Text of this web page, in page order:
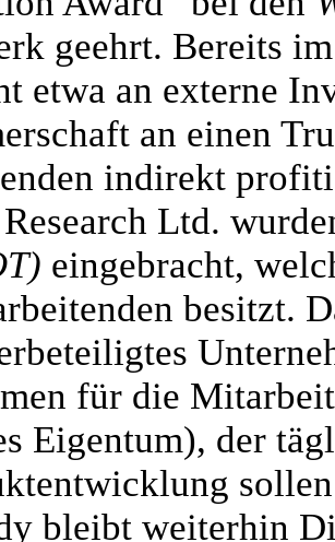
geehrt. Bereits
etwa an externe
an einen
indirekt
Research Ltd.
eingebracht,
besitzt.
für die
Eigentum), der
bleibt weiterhin